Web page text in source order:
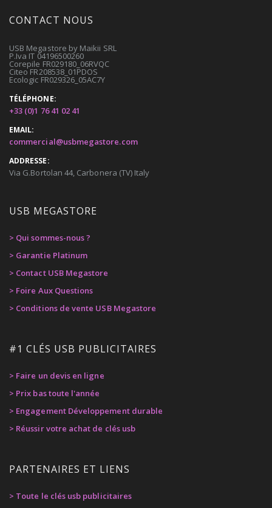
CONTACT NOUS
USB Megastore by Maikii SRL
P.Iva IT 04196500260
Corepile FR029180_06RVQC
Citeo FR208538_01PDOS
Ecologic FR029326_05AC7Y
TÉLÉPHONE:
+33 (0)1 76 41 02 41
EMAIL:
commercial@usbmegastore.com
ADDRESSE:
Via G.Bortolan 44, Carbonera (TV) Italy
USB MEGASTORE
> Qui sommes-nous ?
> Garantie Platinum
> Contact USB Megastore
> Foire Aux Questions
> Conditions de vente USB Megastore
#1 CLÉS USB PUBLICITAIRES
> Faire un devis en ligne
> Prix bas toute l'année
> Engagement Développement durable
> Réussir votre achat de clés usb
PARTENAIRES ET LIENS
> Toute le clés usb publicitaires